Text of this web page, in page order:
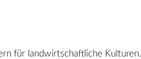
für landwirtschaftliche Kulturen.